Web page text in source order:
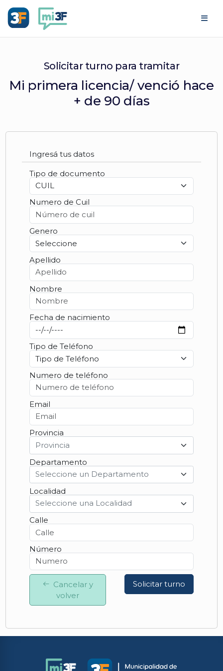
Solicitar turno para tramitar
Mi primera licencia/ venció hace
+ de 90 días
Ingresá tus datos
Tipo de documento
Numero de Cuil
Genero
Apellido
Nombre
Fecha de nacimiento
Tipo de Teléfono
Numero de teléfono
Email
Provincia
Provincia
Departamento
Seleccione un Departamento
Localidad
Seleccione una Localidad
Calle
Número
Cancelar y
volver
Solicitar turno